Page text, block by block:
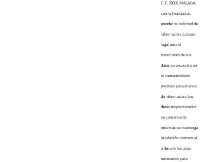
C.P. 29001 MALAGA,
con la finalidad de
atender su solicitud de
información. La base
legal para el
tratamiento de sus
datos se encuentra en
el consentimiento
prestado para el envío
de información. Los
datos proporcionados
se conservarán
mientras se mantenga
la relación contractual
o durante los años
necesarios para